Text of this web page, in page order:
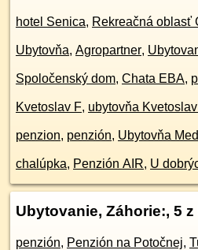
hotel Senica, Rekreačná oblasť
Ubytovňa, Agropartner,
Spoločenský dom, Chata EBA,
Kvetoslav F, ubytovňa
penzion, penzión, Ubytovňa
chalúpka, Penzión AIR, U
Ubytovanie, Záhorie:, 5 z
penzión, Penzión na Potočnej,